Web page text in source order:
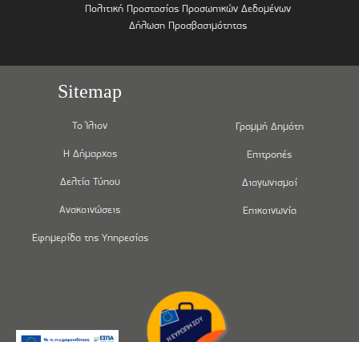
Πολιτική Προστασίας Προσωπικών Δεδομένων
Δήλωση Προσβασιμότητας
Sitemap
Το Ίλιον
Η Δήμαρχος
Δελτία Τύπου
Ανακοινώσεις
Εφημερίδα της Υπηρεσίας
Γραμμή Δημότη
Επιτροπές
Διαγωνισμοί
Επικοινωνία